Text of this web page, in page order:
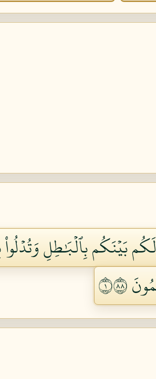
بَيۡنَكُم بِٱلۡبَٰطِلِ وَتُدۡلُواْ
١٨٨